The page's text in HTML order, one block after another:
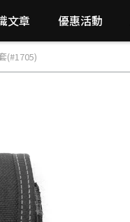
文章 優惠活動
(#1705)